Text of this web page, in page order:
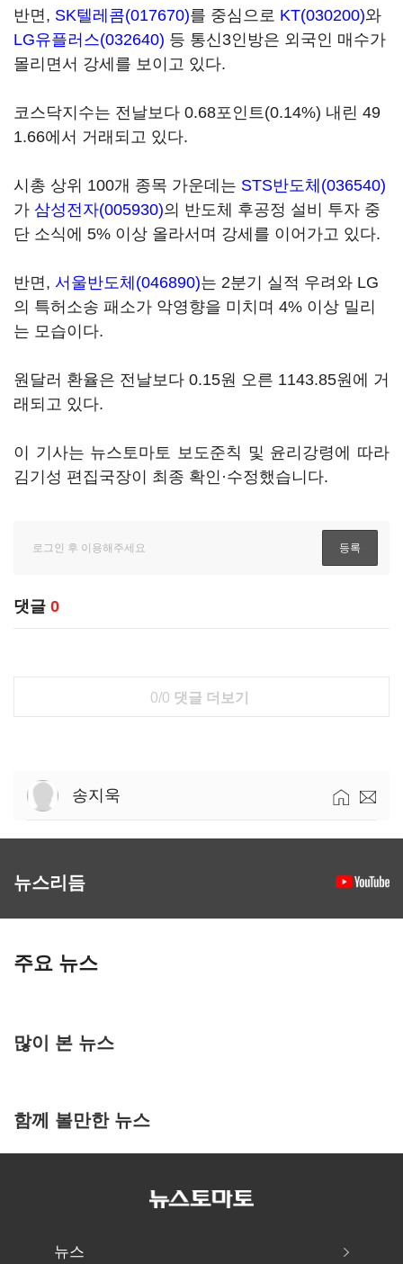
반면, SK텔레콤(017670)를 중심으로 KT(030200)와
LG유플러스(032640) 등 통신3인방은 외국인 매수가
몰리면서 강세를 보이고 있다.
코스닥지수는 전날보다 0.68포인트(0.14%) 내린 49
1.66에서 거래되고 있다.
시총 상위 100개 종목 가운데는 STS반도체(036540)
가 삼성전자(005930)의 반도체 후공정 설비 투자 중
단 소식에 5% 이상 올라서며 강세를 이어가고 있다.
반면, 서울반도체(046890)는 2분기 실적 우려와 LG
의 특허소송 패소가 악영향을 미치며 4% 이상 밀리
는 모습이다.
원달러 환율은 전날보다 0.15원 오른 1143.85원에 거
래되고 있다.
이 기사는 뉴스토마토 보도준칙 및 윤리강령에 따라
김기성 편집국장이 최종 확인·수정했습니다.
댓글 0
0/0 댓글 더보기
송지욱
뉴스리듬
주요 뉴스
많이 본 뉴스
함께 볼만한 뉴스
뉴스